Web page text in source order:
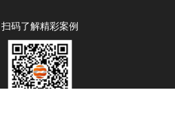
扫码了解精彩案例